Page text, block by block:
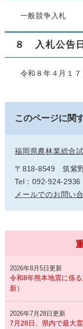
一般競争入札
８ 入札公告日
令和８年４月１７
このページに関
福岡県農林業総合
〒818-8549
筑紫
Tel：092-924-2936
メールでのお問い
2026年8月5日更新
令和8年熊本地震に係
新）
2026年7月28日更新
7月28日、県内で最大